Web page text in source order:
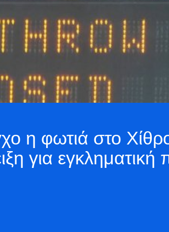
η φωτιά στο
για εγκληματική